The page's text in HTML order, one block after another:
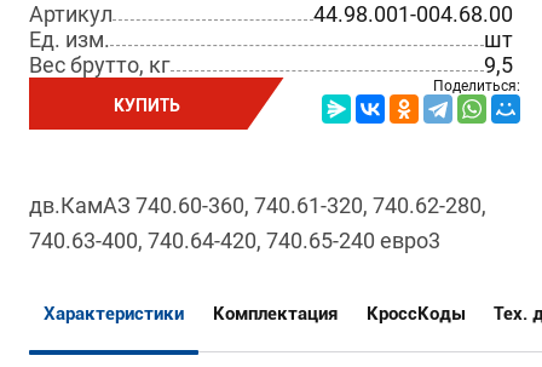
Артикул
44.98.001-004.68.00
Ед. изм.
шт
Вес брутто, кг
9,5
КУПИТЬ
Поделиться:
дв.КамАЗ 740.60-360, 740.61-320, 740.62-280,
740.63-400, 740.64-420, 740.65-240 евро3
Характеристики Комплектация КроссКоды Тех.